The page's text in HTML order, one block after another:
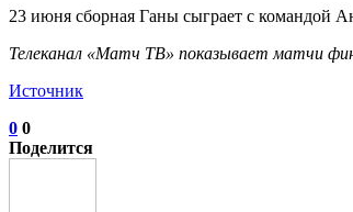
23 июня сборная Ганы сыграет с командой
Телеканал «Матч ТВ» показывает матчи
Источник
0 0
Поделится